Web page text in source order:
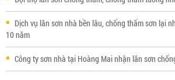
Dịch vụ lăn sơn nhà bền lâu, chống thấm sơn lại
10 năm
Công ty sơn nhà tại Hoàng Mai nhận lăn sơn